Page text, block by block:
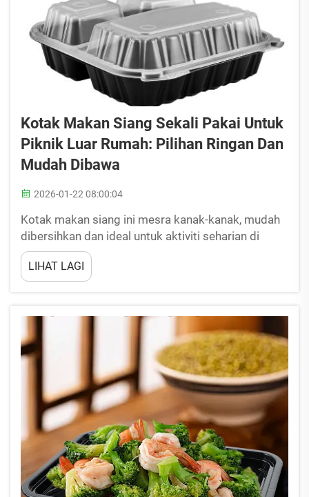
Kotak Makan Siang Sekali Pakai Untuk
Piknik Luar Rumah: Pilihan Ringan Dan
Mudah Dibawa
2026-01-22 08:00:04
Kotak makan siang ini mesra kanak-kanak, mudah
dibersihkan dan ideal untuk aktiviti seharian di
bawah sinaran matahari. Kotak-kotak ini tersedia
dalam pelbagai saiz dan reka bentuk,
membolehkan anda memilih yang paling sesuai
sandwich, buah-buahan atau makanan ringan, kotak
makan siang ini akan menjadikan...
LIHAT LAGI